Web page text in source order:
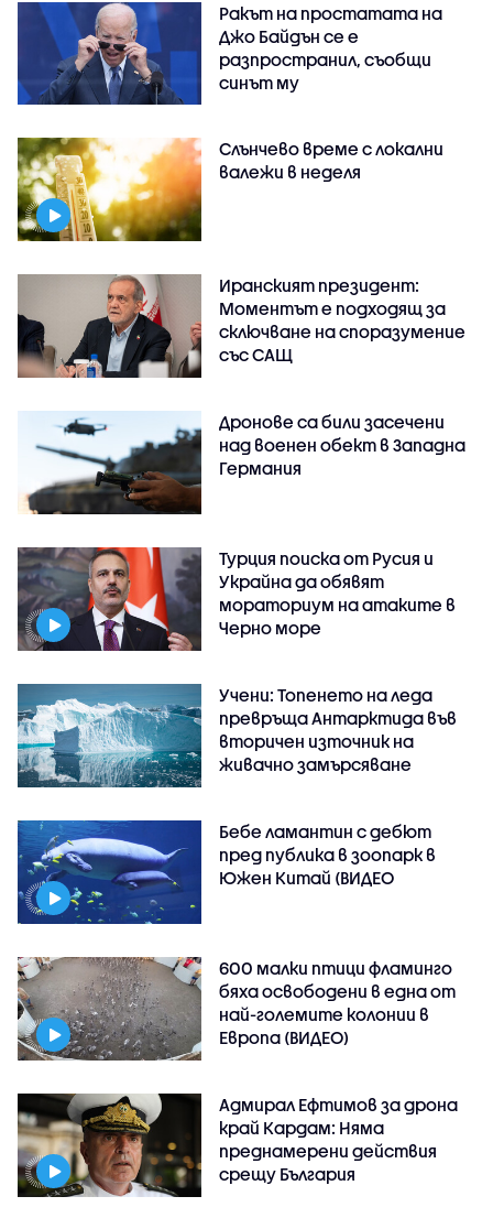
Ракът на простатата на
Джо Байдън се е
разпространил, съобщи
синът му
Слънчево време с локални
валежи в неделя
Иранският президент:
Моментът е подходящ за
сключване на споразумение
със САЩ
Дронове са били засечени
над военен обект в Западна
Германия
Турция поиска от Русия и
Украйна да обявят
мораториум на атаките в
Черно море
Учени: Топенето на леда
превръща Антарктида във
вторичен източник на
живачно замърсяване
Бебе ламантин с дебют
пред публика в зоопарк в
Южен Китай (ВИДЕО
600 малки птици фламинго
бяха освободени в една от
най-големите колонии в
Европа (ВИДЕО)
Адмирал Ефтимов за дрона
край Кардам: Няма
преднамерени действия
срещу България